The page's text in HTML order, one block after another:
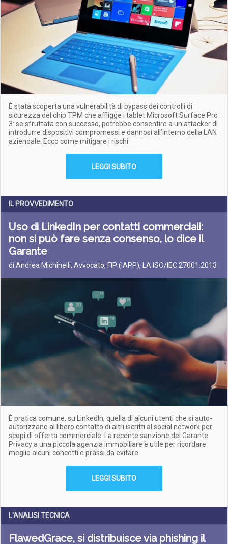
È stata scoperta una vulnerabilità di bypass dei controlli di
sicurezza del chip TPM che affligge i tablet Microsoft Surface Pro
3: se sfruttata con successo, potrebbe consentire a un attacker di
introdurre dispositivi compromessi e dannosi all’interno della LAN
aziendale. Ecco come mitigare i rischi
LEGGI SUBITO
IL PROVVEDIMENTO
Uso di LinkedIn per contatti commerciali:
non si può fare senza consenso, lo dice il
Garante
di Andrea Michinelli, Avvocato, FIP (IAPP), LA ISO/IEC 27001:2013
È pratica comune, su LinkedIn, quella di alcuni utenti che si auto-
autorizzano al libero contatto di altri iscritti al social network per
scopi di offerta commerciale. La recente sanzione del Garante
Privacy a una piccola agenzia immobiliare è utile per ricordare
meglio alcuni concetti e prassi da evitare
LEGGI SUBITO
L'ANALISI TECNICA
FlawedGrace, si distribuisce via phishing il